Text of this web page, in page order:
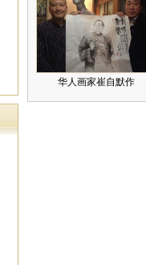
华人画家崔自默作